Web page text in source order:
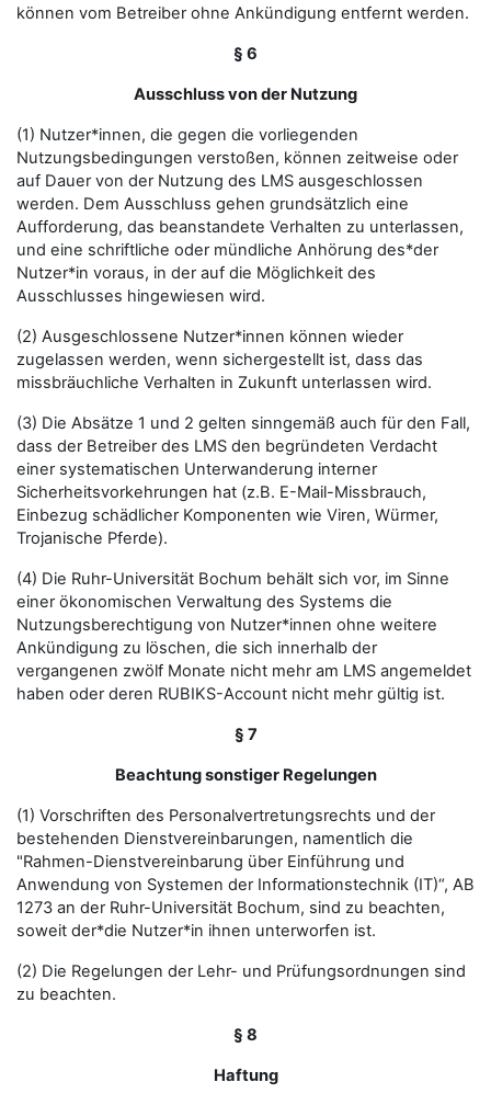
können vom Betreiber ohne Ankündigung entfernt werden.
§ 6
Ausschluss von der Nutzung
(1) Nutzer*innen, die gegen die vorliegenden
Nutzungsbedingungen verstoßen, können zeitweise oder
auf Dauer von der Nutzung des LMS ausgeschlossen
werden. Dem Ausschluss gehen grundsätzlich eine
Aufforderung, das beanstandete Verhalten zu unterlassen,
und eine schriftliche oder mündliche Anhörung des*der
Nutzer*in voraus, in der auf die Möglichkeit des
Ausschlusses hingewiesen wird.
(2) Ausgeschlossene Nutzer*innen können wieder
zugelassen werden, wenn sichergestellt ist, dass das
missbräuchliche Verhalten in Zukunft unterlassen wird.
(3) Die Absätze 1 und 2 gelten sinngemäß auch für den Fall,
dass der Betreiber des LMS den begründeten Verdacht
einer systematischen Unterwanderung interner
Sicherheitsvorkehrungen hat (z.B. E-Mail-Missbrauch,
Einbezug schädlicher Komponenten wie Viren, Würmer,
Trojanische Pferde).
(4) Die Ruhr-Universität Bochum behält sich vor, im Sinne
einer ökonomischen Verwaltung des Systems die
Nutzungsberechtigung von Nutzer*innen ohne weitere
Ankündigung zu löschen, die sich innerhalb der
vergangenen zwölf Monate nicht mehr am LMS angemeldet
haben oder deren RUBIKS-Account nicht mehr gültig ist.
§ 7
Beachtung sonstiger Regelungen
(1) Vorschriften des Personalvertretungsrechts und der
bestehenden Dienstvereinbarungen, namentlich die
"Rahmen-Dienstvereinbarung über Einführung und
Anwendung von Systemen der Informationstechnik (IT)“, AB
1273 an der Ruhr-Universität Bochum, sind zu beachten,
soweit der*die Nutzer*in ihnen unterworfen ist.
(2) Die Regelungen der Lehr- und Prüfungsordnungen sind
zu beachten.
§ 8
Haftung